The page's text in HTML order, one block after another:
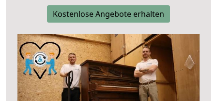
Kostenlose Angebote erhalten